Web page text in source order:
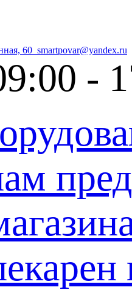
60 smartpovar@yandex.ru
-